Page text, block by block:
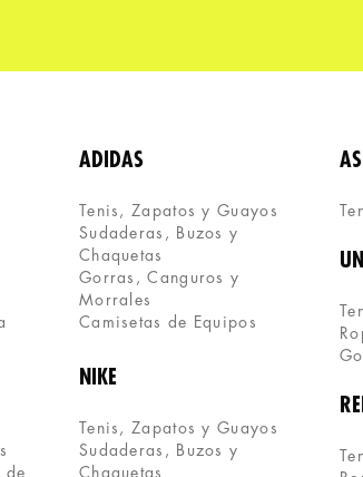
de
ADIDAS
Tenis, Zapatos y Guayos
Sudaderas, Buzos y
Chaquetas
Gorras, Canguros y
Morrales
Camisetas de Equipos
NIKE
Tenis, Zapatos y Guayos
Sudaderas, Buzos y
Chaquetas